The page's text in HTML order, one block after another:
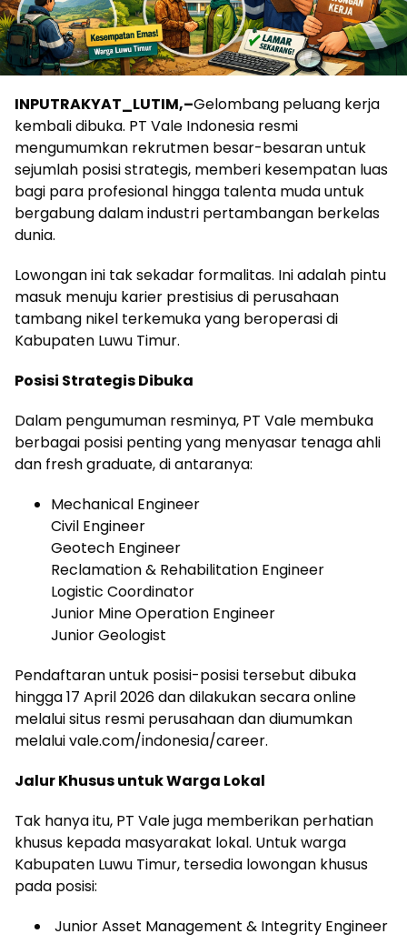
INPUTRAKYAT_LUTIM,–Gelombang peluang kerja
kembali dibuka. PT Vale Indonesia resmi
mengumumkan rekrutmen besar-besaran untuk
sejumlah posisi strategis, memberi kesempatan luas
bagi para profesional hingga talenta muda untuk
bergabung dalam industri pertambangan berkelas
dunia.
Lowongan ini tak sekadar formalitas. Ini adalah pintu
masuk menuju karier prestisius di perusahaan
tambang nikel terkemuka yang beroperasi di
Kabupaten Luwu Timur.
Posisi Strategis Dibuka
Dalam pengumuman resminya, PT Vale membuka
berbagai posisi penting yang menyasar tenaga ahli
dan fresh graduate, di antaranya:
Mechanical Engineer
Civil Engineer
Geotech Engineer
Reclamation & Rehabilitation Engineer
Logistic Coordinator
Junior Mine Operation Engineer
Junior Geologist
Pendaftaran untuk posisi-posisi tersebut dibuka
hingga 17 April 2026 dan dilakukan secara online
melalui situs resmi perusahaan dan diumumkan
melalui vale.com/indonesia/career.
Jalur Khusus untuk Warga Lokal
Tak hanya itu, PT Vale juga memberikan perhatian
khusus kepada masyarakat lokal. Untuk warga
Kabupaten Luwu Timur, tersedia lowongan khusus
pada posisi:
Junior Asset Management & Integrity Engineer